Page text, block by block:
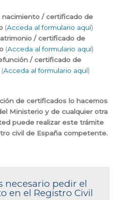
nacimiento / certificado de
(Acceda al formulario aquí)
/ certificado de
(Acceda al formulario aquí)
/ certificado de
(Acceda al formulario aquí)
de certificados lo hacemos
Ministerio y de cualquier otra
puede realizar este trámite
civil de España competente.
necesario pedir el
en el Registro Civil